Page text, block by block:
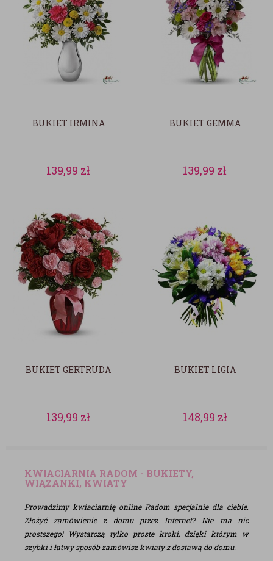
BUKIET IRMINA
139,99 zł
BUKIET GEMMA
139,99 zł
BUKIET GERTRUDA
139,99 zł
BUKIET LIGIA
148,99 zł
KWIACIARNIA RADOM - BUKIETY,
WIĄZANKI, KWIATY
Prowadzimy kwiaciarnię online Radom specjalnie dla ciebie.
Złożyć zamówienie z domu przez Internet? Nie ma nic
prostszego! Wystarczą tylko proste kroki, dzięki którym w
szybki i łatwy sposób zamówisz kwiaty z dostawą do domu.